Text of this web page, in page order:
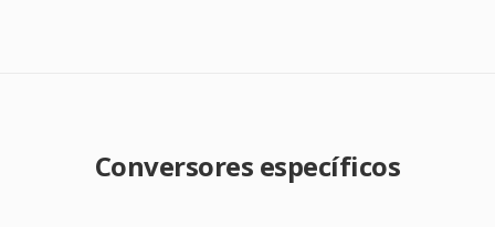
Conversores específicos